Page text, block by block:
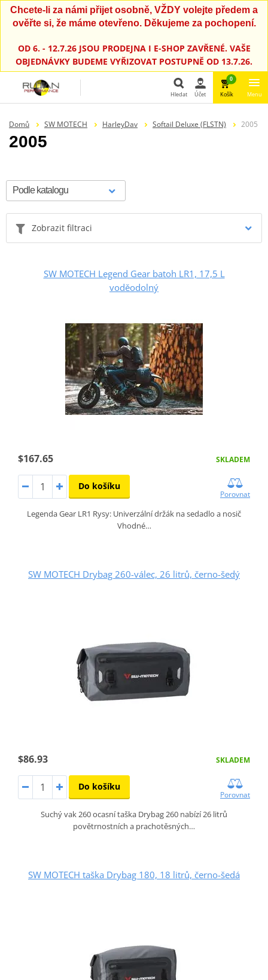
Chcete-li za námi přijet osobně, VŽDY volejte předem a
ověřte si, že máme otevřeno. Děkujeme za pochopení.
OD 6. - 12.7.26 JSOU PRODEJNA I E-SHOP ZAVŘENÉ. VAŠE
OBJEDNÁVKY BUDEME VYŘIZOVAT POSTUPNĚ OD 13.7.26.
Hledat
Hledat Účet
0
Košík Menu
Domů SW MOTECH HarleyDav Softail Deluxe (FLSTN) 2005
2005
Zobrazit filtraci
SW MOTECH Legend Gear batoh LR1, 17,5 L
voděodolný
$167.65 SKLADEM
Do košíku
Porovnat
Legenda Gear LR1 Rysy: Univerzální držák na sedadlo a nosič
Vhodné…
SW MOTECH Drybag 260-válec, 26 litrů, černo-šedý
$86.93 SKLADEM
Do košíku
Porovnat
Suchý vak 260 ocasní taška Drybag 260 nabízí 26 litrů
povětrnostních a prachotěsných…
SW MOTECH taška Drybag 180, 18 litrů, černo-šedá